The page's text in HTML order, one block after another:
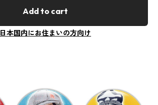
Add to cart
日本国内にお住まいの方向け